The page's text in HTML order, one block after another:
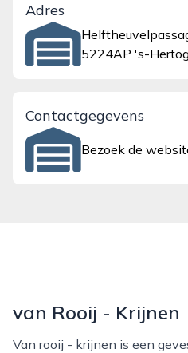
Adres
5224AP 's-
Contactgegevens
Bezoek de
van Rooij - Krijnen
Van rooij - krijnen is een gevestigde naam in de